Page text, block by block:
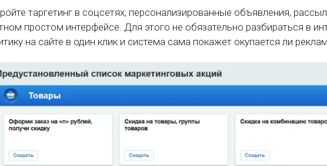
таргетинг в соцсетях, персонализированные объявления,
простом интерфейсе. Для этого не обязательно разбираться в
на сайте в один клик и система сама покажет окупается ли